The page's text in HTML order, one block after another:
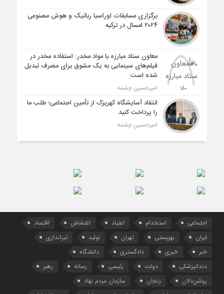
برگزاری مسابقات اوراسیا رباتیک و هوش مصنوعی
۲۰۲۴ امسال در ترکیه
معاون ستاد مبارزه با مواد مخدر: استفاده مخدر در
فیلم‌های سینمایی به یک مشوق برای مصرف تبدیل
شده است
امیرحسین چشمه
انتقاد آسایشگاه کهریزک از تأمین اجتماعی؛ طلب ما
را پرداخت کنید
امیرحسین چشمه
اجتماعی استخدام اعتیاد اغتشاش
اقتصاد
ایران
بهزیستی تهران تولید
تیراندازی
خبر
خبری دادگستری
دانشگاه
دندانپزشکی
دولت رئیسی رسانه
رهبر
روشن‌دلان
زنجان
سازمان مردم نهاد